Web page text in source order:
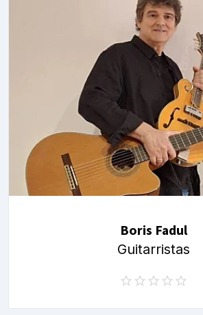
Boris Fadul
Guitarristas